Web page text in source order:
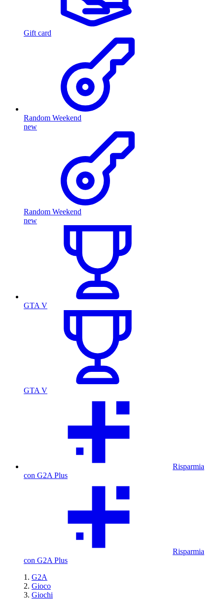
Gift card
Random Weekend
new
Random Weekend
new
GTA V
GTA V
Risparmia
con G2A Plus
Risparmia
con G2A Plus
G2A
Gioco
Giochi